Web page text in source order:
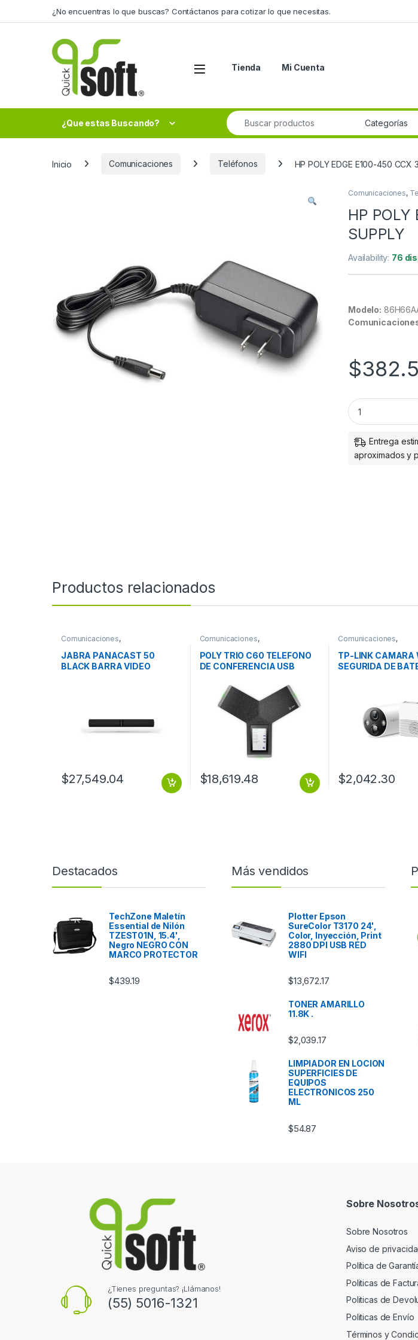
¿No encuentras lo que buscas? Contáctanos para cotizar lo que necesitas.
Tienda Mi Cuenta
¿Que estas Buscando?
Search for:
Inicio Comunicaciones Teléfonos HP POLY EDGE E100-450 CCX
Comunicaciones,
HP POLY
SUPPLY
Availability: 76
Modelo:
$
HP POLY EDGE
Entrega
aproximados y
Productos relacionados
Comunicaciones,
JABRA PANACAST 50
BLACK BARRA VIDEO
$27,549.04
Comunicaciones,
POLY TRIO C60 TELEFONO
DE CONFERENCIA USB
$18,619.48
Comunicaciones,
TP-LINK CAMARA
SEGURIDA DE
PARA EXTERIOR
$2,042.30
Destacados
TechZone Maletín
Essential de Nilón
TZEST01N, 15.4',
Negro NEGRO CON
MARCO PROTECTOR
$439.19
Más vendidos
Plotter Epson
SureColor T3170 24',
Color, Inyección, Print
2880 DPI USB RED
WIFI
$13,672.17
TONER AMARILLO
11.8K .
$2,039.17
LIMPIADOR EN LOCION
SUPERFICIES DE
EQUIPOS
ELECTRONICOS 250
ML
$54.87
¿Tienes preguntas? ¡Llámanos!
(55) 5016-1321
Sobre
Sobre Nosotros
Aviso de
Política de
Politicas de
Politicas de
Politicas de Envío
Términos y